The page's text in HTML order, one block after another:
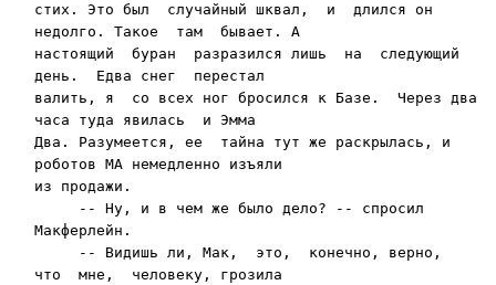
стих. Это был  случайный шквал,  и  длился он
недолго. Такое  там  бывает. А
настоящий  буран  разразился лишь  на  следующий
день.  Едва снег  перестал
валить, я  со всех ног бросился к Базе.  Через два
часа туда явилась  и Эмма
Два. Разумеется, ее  тайна тут же раскрылась, и
роботов МА немедленно изъяли
из продажи.
Макферлейн.
что  мне,  человеку, грозила